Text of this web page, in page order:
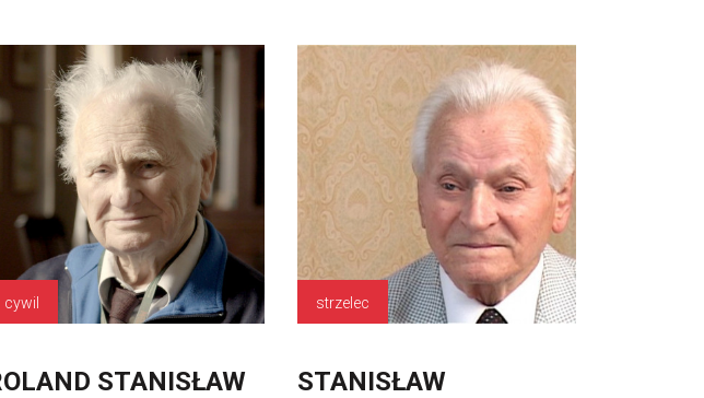
cywil
STANISŁAW
strzelec
STANISŁAW